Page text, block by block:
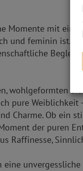
Momente mit einer
und feminin ist. Ich
wohlgeformten
pure
Charme. Ob ein
der puren
Raffinesse,
eine